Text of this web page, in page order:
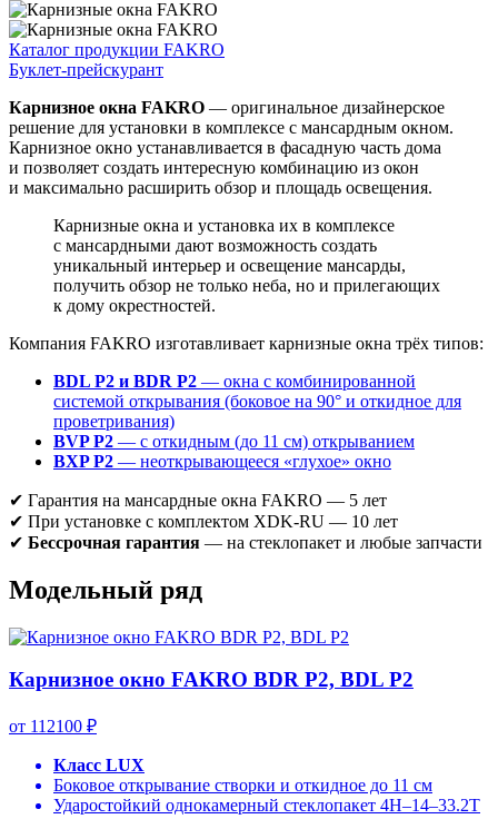
Каталог продукции FAKRO
Буклет-прейскурант
Карнизное окна FAKRO — оригинальное дизайнерское
решение для установки в комплексе с мансардным окном.
Карнизное окно устанавливается в фасадную часть дома
и позволяет создать интересную комбинацию из окон
и максимально расширить обзор и площадь освещения.
Карнизные окна и установка их в комплексе
с мансардными дают возможность создать
уникальный интерьер и освещение мансарды,
получить обзор не только неба, но и прилегающих
к дому окрестностей.
Компания FAKRO изготавливает карнизные окна трёх типов:
BDL P2 и BDR P2 — окна с комбинированной
системой открывания (боковое на 90° и откидное для
проветривания)
BVP P2 — с откидным (до 11 см) открыванием
BXP P2 — неоткрывающееся «глухое» окно
✔ Гарантия на мансардные окна FAKRO — 5 лет
✔ При установке с комплектом XDK-RU — 10 лет
✔ Бессрочная гарантия — на стеклопакет и любые запчасти
Модельный ряд
Карнизное окно FAKRO BDR P2, BDL P2
от 112100 ₽
Класс LUX
Боковое открывание створки и откидное до 11 см
Ударостойкий однокамерный стеклопакет 4H–14–33.2T